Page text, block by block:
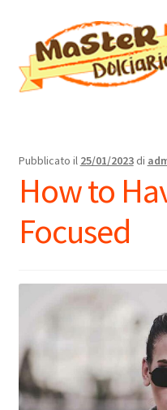
alla
navigazione
contenuto
Il mio account
Pubblicato il 25/01/2023 di
How to
Focused